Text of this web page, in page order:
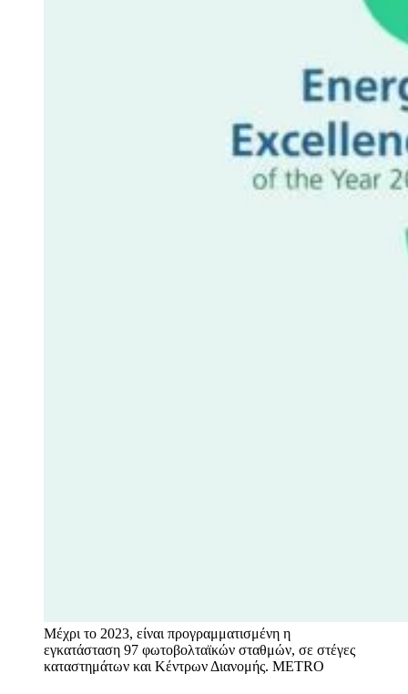
Μέχρι το 2023, είναι προγραμματισμένη η
εγκατάσταση 97 φωτοβολταϊκών σταθμών, σε στέγες
καταστημάτων και Κέντρων Διανομής. METRO